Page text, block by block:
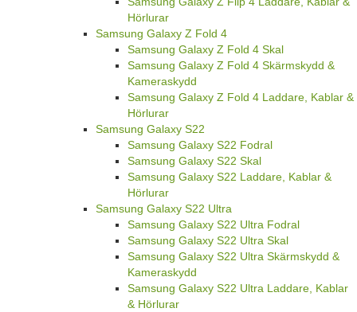
Hörlurar
Samsung Galaxy Z Fold 4
Samsung Galaxy Z Fold 4 Skal
Samsung Galaxy Z Fold 4 Skärmskydd &
Kameraskydd
Samsung Galaxy Z Fold 4 Laddare, Kablar &
Hörlurar
Samsung Galaxy S22
Samsung Galaxy S22 Fodral
Samsung Galaxy S22 Skal
Samsung Galaxy S22 Laddare, Kablar &
Hörlurar
Samsung Galaxy S22 Ultra
Samsung Galaxy S22 Ultra Fodral
Samsung Galaxy S22 Ultra Skal
Samsung Galaxy S22 Ultra Skärmskydd &
Kameraskydd
Samsung Galaxy S22 Ultra Laddare, Kablar
& Hörlurar